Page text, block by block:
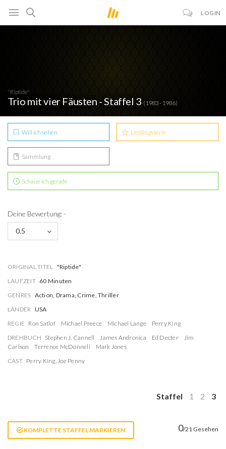
LOGIN
"Riptide"
Trio mit vier Fäusten - Staffel 3 (1983 - 1986)
Will ich sehen Lieblingsserie
Sammlung
Schaue ich gerade
Deine Bewertung: -
0.5
ORIGINAL TITEL "Riptide"
LAUFZEIT 60 Minuten
GENRES Action, Drama, Crime, Thriller
LÄNDER USA
REGIE Ron Satlof Michael Preece Michael Lange
Perry King
DREHBUCH Stephen J. Cannell James Andronica Ed Decter
Jim
Carlson
Terrence McDonnell
Mark Jones
CAST Perry King,Joe Penny
Staffel 1 2 3
KOMPLETTE STAFFEL MARKIEREN 0/21 Gesehen